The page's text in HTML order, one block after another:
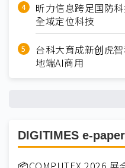
昕力信息跨足国防
全域定位科技
台科大育成新创虎
地端AI商用
DIGITIMES e-